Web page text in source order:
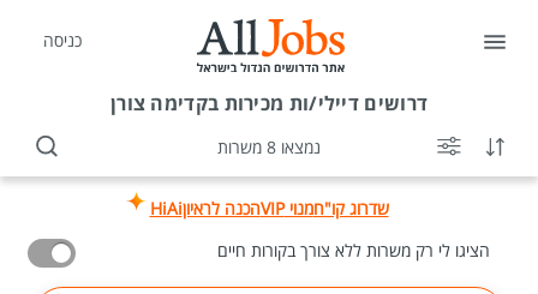
כניסה
דרושים דיילי/ות מכירות בקדימה צורן
נמצאו 8 משרות
שדרוג קו"חמנוי VIP הכנה לראיוןHiAi
הציגו לי רק משרות ללא צורך בקורות חיים